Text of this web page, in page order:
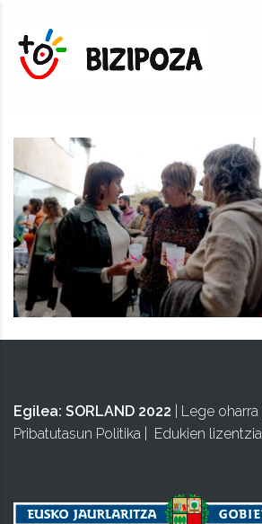
Egilea: SORLAND 2022 Lege oharra
Pribatutasun Politika
Edukien lizentzia